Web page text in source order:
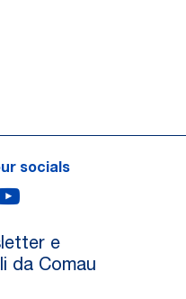
socials
e
da Comau